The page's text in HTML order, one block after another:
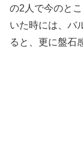
の2人で今のと
いた時には、バ
ると、更に盤石